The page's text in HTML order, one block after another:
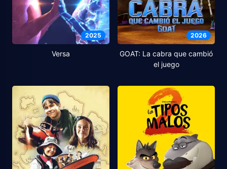
2025
Versa
2026
GOAT: La cabra que cambió
el juego